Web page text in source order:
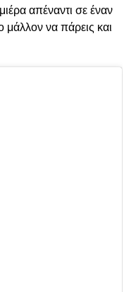
απέναντι σε έναν
να πάρεις και